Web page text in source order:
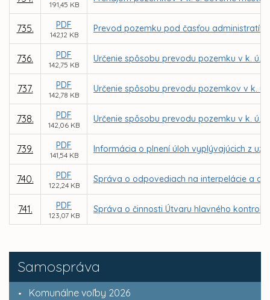
Samospráva
Komunálne voľby 2026
191,45 KB
735. PDF
142,12 KB
Prevod pozemku pod časťou
736. PDF
142,75 KB
Určenie spôsobu prevodu pozemku v k. ú.
737. PDF
142,78 KB
Určenie spôsobu prevodu pozemkov v k.
738. PDF
142,06 KB
Určenie spôsobu prevodu pozemku v k. ú.
739. PDF
141,54 KB
Informácia o plnení úloh vyplývajúcich z
740. PDF
122,24 KB
Správa o odpovediach na interpelácie a
741. PDF
123,07 KB
Správa o činnosti Útvaru hlavného